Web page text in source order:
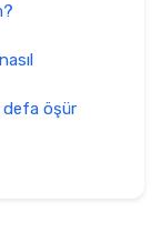
defa öşür